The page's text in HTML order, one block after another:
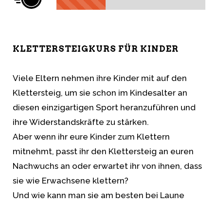
KLETTERSTEIGKURS FÜR KINDER
Viele Eltern nehmen ihre Kinder mit auf den
Klettersteig, um sie schon im Kindesalter an
diesen einzigartigen Sport heranzuführen und
ihre Widerstandskräfte zu stärken.
Aber wenn ihr eure Kinder zum Klettern
mitnehmt, passt ihr den Klettersteig an euren
Nachwuchs an oder erwartet ihr von ihnen, dass
sie wie Erwachsene klettern?
Und wie kann man sie am besten bei Laune